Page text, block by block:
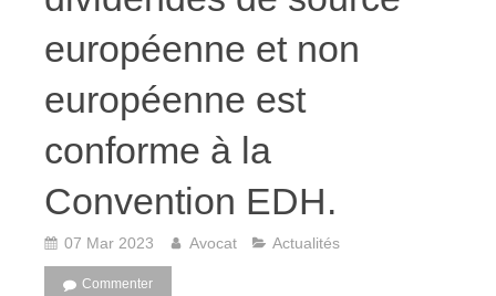
européenne et non
européenne est
conforme à la
Convention EDH.
07 Mar 2023 Avocat Actualités
Commenter